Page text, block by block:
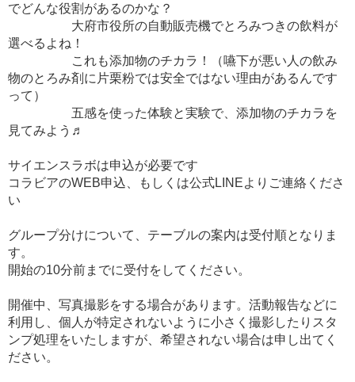
でどんな役割があるのかな？
大府市役所の自動販売機でとろみつきの飲料が
選べるよね！
これも添加物のチカラ！（嚥下が悪い人の飲み
物のとろみ剤に片栗粉では安全ではない理由があるんです
って）
五感を使った体験と実験で、添加物のチカラを
見てみよう♬
サイエンスラボは申込が必要です
コラビアのWEB申込、もしくは公式LINEよりご連絡くださ
い
グループ分けについて、テーブルの案内は受付順となりま
す。
開始の10分前までに受付をしてください。
開催中、写真撮影をする場合があります。活動報告などに
利用し、個人が特定されないように小さく撮影したりスタ
ンプ処理をいたしますが、希望されない場合は申し出てく
ださい。